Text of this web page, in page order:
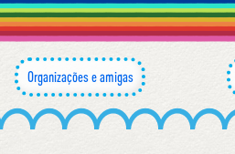
Organizações e amigas